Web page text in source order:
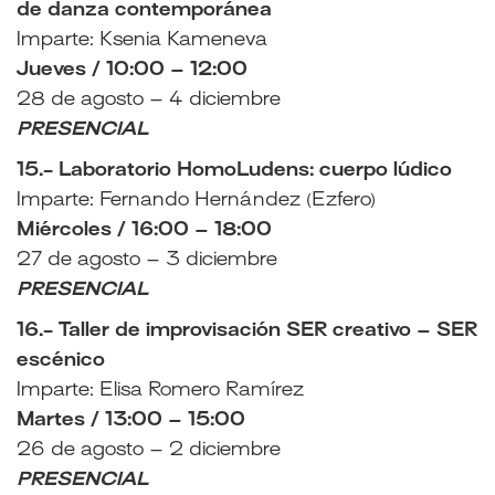
de danza contemporánea
Imparte: Ksenia Kameneva
Jueves / 10:00 – 12:00
28 de agosto – 4 diciembre
PRESENCIAL
15.- Laboratorio HomoLudens: cuerpo lúdico
Imparte: Fernando Hernández (Ezfero)
Miércoles / 16:00 – 18:00
27 de agosto – 3 diciembre
PRESENCIAL
16.- Taller de improvisación SER creativo – SER
escénico
Imparte: Elisa Romero Ramírez
Martes / 13:00 – 15:00
26 de agosto – 2 diciembre
PRESENCIAL